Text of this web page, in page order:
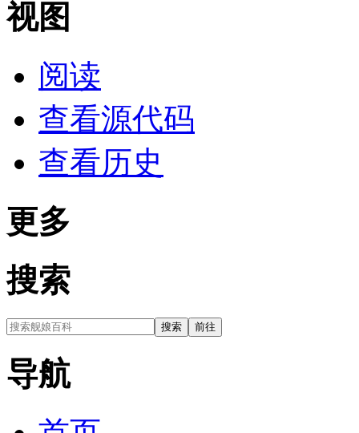
视图
阅读
查看源代码
查看历史
更多
搜索
导航